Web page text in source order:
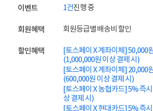
이벤트 1건진행 중
회원혜택 회원등급별 배송비 할인
할인혜택
[토스페이 X 계좌이체] 50,000
(1,000,000원 이상 결제 시)
[토스페이 X 계좌이체] 20,000
(600,000원 이상 결제 시)
[토스페이 X 농협카드] 5% 즉
상 결제 시)
[토스페이 X 현대카드] 5% 즉